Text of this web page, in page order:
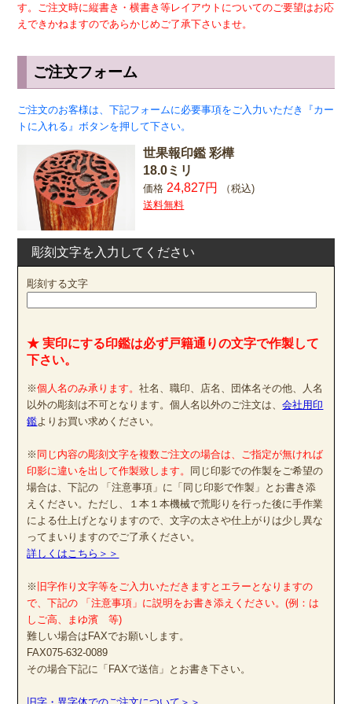
す。ご注文時に縦書き・横書き等レイアウトについてのご要望はお応
えできかねますのであらかじめご了承下さいませ。
ご注文フォーム
ご注文のお客様は、下記フォームに必要事項をご入力いただき『カー
トに入れる』ボタンを押して下さい。
世果報印鑑 彩樺
18.0ミリ
価格 24,827円
（税込)
送料無料
彫刻文字を入力してください
彫刻する文字
★ 実印にする印鑑は必ず戸籍通りの文字で作製して
下さい。
※個人名のみ承ります。社名、職印、店名、団体名その他、人名
以外の彫刻は不可となります。個人名以外のご注文は、会社用印
鑑よりお買い求めください。
※ 同じ内容の彫刻文字を複数ご注文の場合は、ご指定が無ければ
印影に違いを出して作製致します。
同じ印影での作製をご希望の
場合は、下記の 「注意事項」に「同じ印影で作製」とお書き添
えください。ただし、１本１本機械で荒彫りを行った後に手作業
による仕上げとなりますので、文字の太さや仕上がりは少し異な
ってまいりますのでご了承ください。
詳しくはこちら＞＞
※ 旧字作り文字等をご入力いただきますとエラーとなりますの
で、下記の 「注意事項」に説明をお書き添えください。(例：は
しご高、まゆ濱 等)
難しい場合はFAXでお願いします。
FAX075-632-0089
その場合下記に「FAXで送信」とお書き下さい。